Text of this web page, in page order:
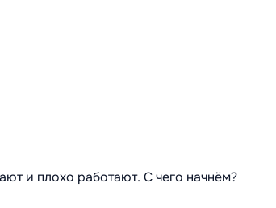
и плохо работают. С чего начнём?